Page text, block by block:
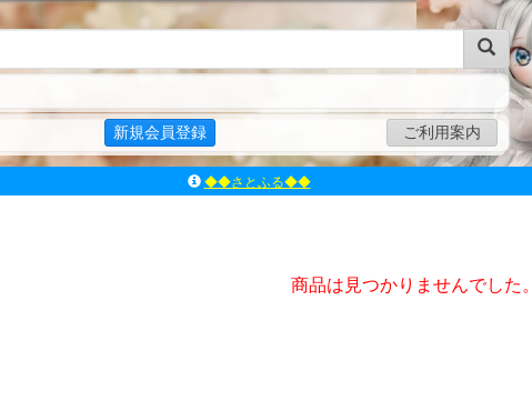
新規会員登録 ご利用案内
◆◆さとふる◆◆
ｱｿﾞﾝﾚｰﾍﾞﾙｼｮｯﾌﾟ楽天市場店
よくあるご質問（Q&A）商品は見つかりませんでした。